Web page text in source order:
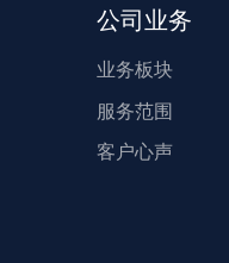
公司业务
业务板块
服务范围
客户心声